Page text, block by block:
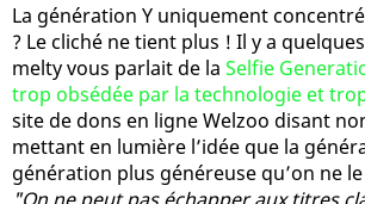
La génération Y uniquement
? Le cliché ne tient plus ! Il y a
melty vous parlait de la Selfie
trop obsédée par la technologie et
site de dons en ligne Welzoo disant
mettant en lumière l’idée que la
génération plus généreuse qu’on ne